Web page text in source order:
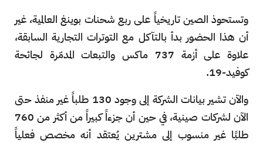
وتستحوذ الصين تاريخياً على ربع شحنات بوينغ العالمية، غير
أن هذا الحضور بدأ بالتآكل مع التوترات التجارية السابقة،
علاوة على أزمة 737 ماكس والتبعات المدمّرة لجائحة
كوفيد-19.
والآن تشير بيانات الشركة إلى وجود 130 طلباً غير منفذ حتى
الآن لشركات صينية، في حين أن جزءاً كبيراً من أكثر من 760
طلبًا غير منسوب إلى مشترين يُعتقد أنه مخصص فعلياً